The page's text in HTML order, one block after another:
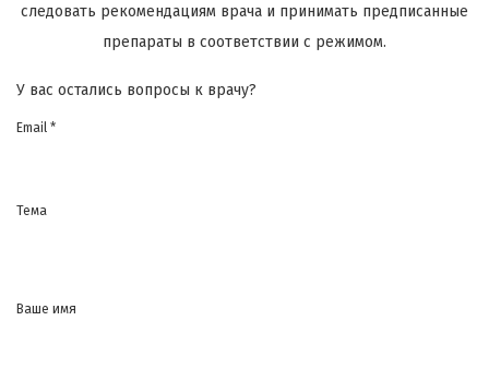
следовать рекомендациям врача и принимать предписанные
препараты в соответствии с режимом.
У вас остались вопросы к врачу?
Email *
Тема
Ваше имя